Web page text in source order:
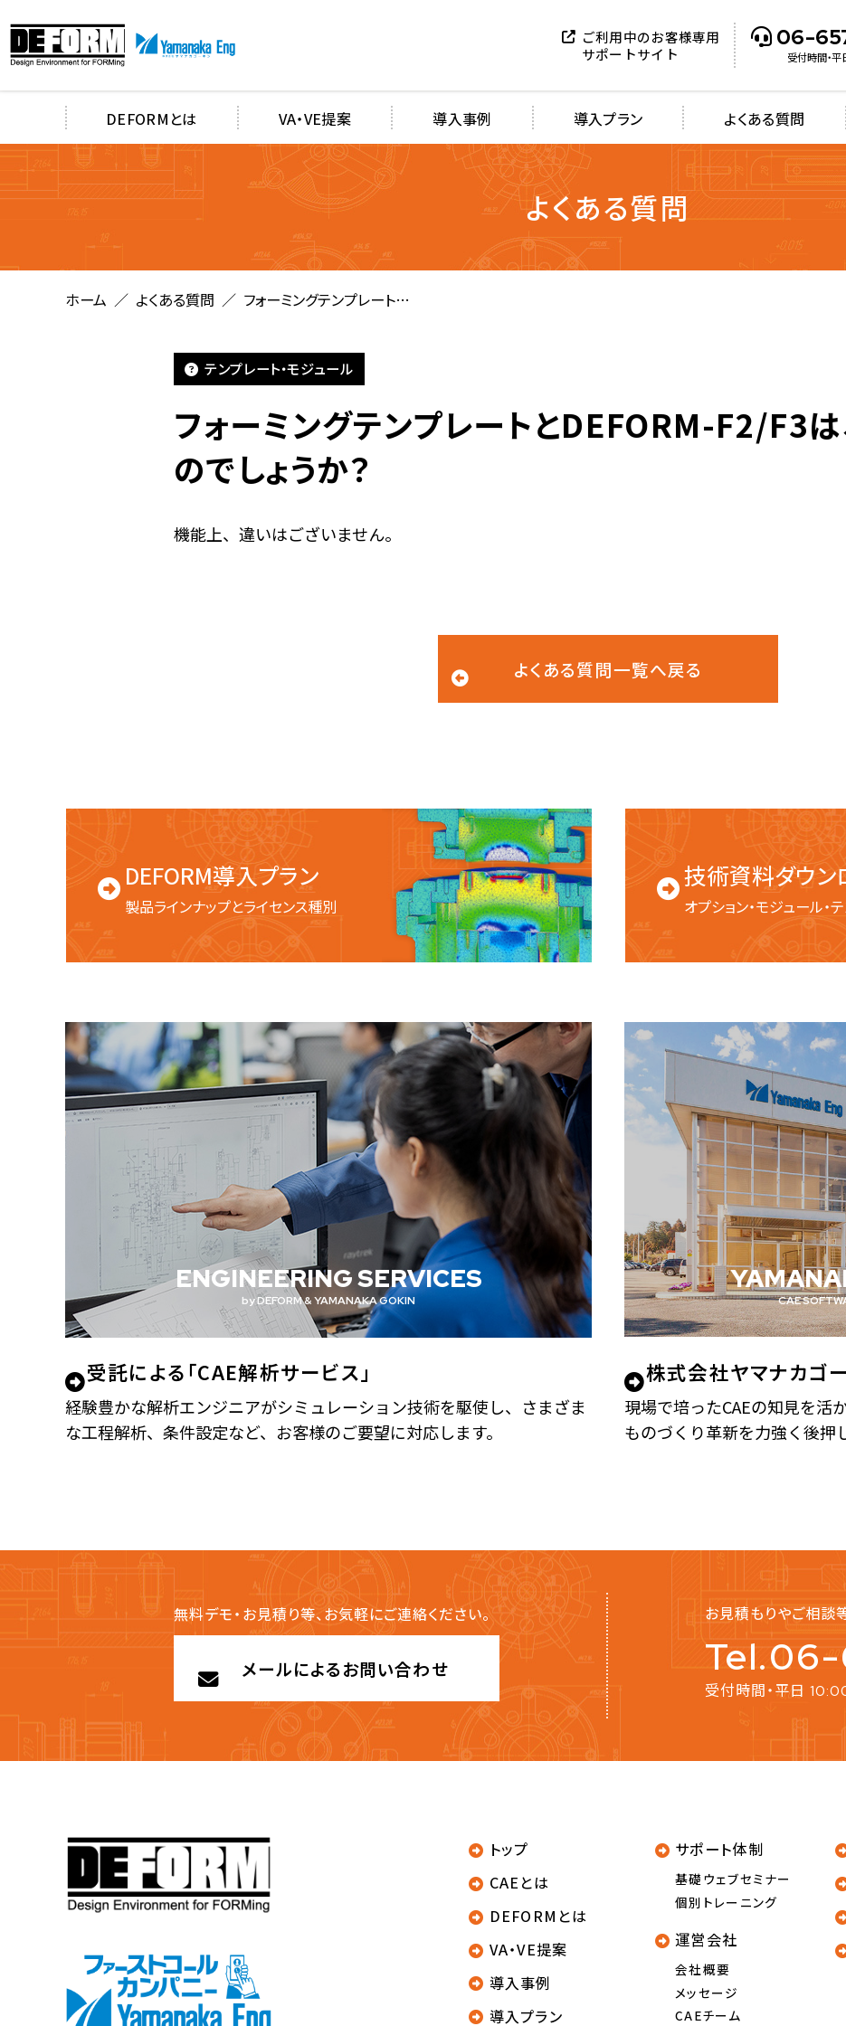
ご利用中のお客様専用
サポートサイト
06-
受付時間・
DEFORMとは VA・VE提案 導入事例 導入プラン よくある質問
よくある質問
ホーム よくある質問
フォーミングテンプレートと
テンプレート・モジュール
フォーミングテンプレートとDEFORM-F2/F3は
のでしょうか？
機能上、違いはございません。
よくある質問一覧へ戻る
DEFORM導入プラン
製品ラインナップとライセンス種別
技術資料ダウン
オプション・モジュール・
ENGINEERING SERVICES
by DEFORM & YAMANAKA GOKIN
受託による「CAE解析サービス」
経験豊かな解析エンジニアがシミュレーション技術を駆使し、さまざま
な工程解析、条件設定など、お客様のご要望に対応します。
CAE
株式会社ヤマナカゴ
現場で培ったCAEの知見を活
ものづくり革新を力強く後押
無料デモ・お見積り等、お気軽にご連絡ください。
メールによるお問い合わせ
お見積もりやご相談
受付時間・平日
トップ
CAEとは
DEFORMとは
VA・VE提案
導入事例
導入プラン
サポート体制
基礎ウェブセミナー
個別トレーニング
運営会社
会社概要
メッセージ
CAEチーム